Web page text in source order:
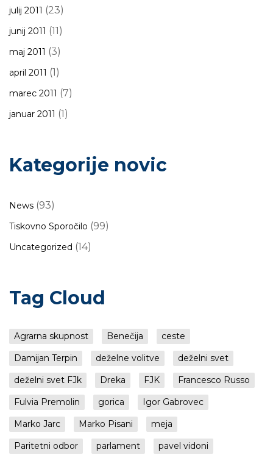
julij 2011 (23)
junij 2011 (11)
maj 2011 (3)
april 2011 (1)
marec 2011 (7)
januar 2011 (1)
Kategorije novic
News (93)
Tiskovno Sporočilo (99)
Uncategorized (14)
Tag Cloud
Agrarna skupnost Benečija
ceste
Damijan Terpin
deželne volitve
deželni svet
deželni svet FJk
Dreka FJK
Francesco Russo
Fulvia Premolin
gorica
Igor Gabrovec
Marko Jarc
Marko Pisani
meja
Paritetni odbor
parlament
pavel vidoni